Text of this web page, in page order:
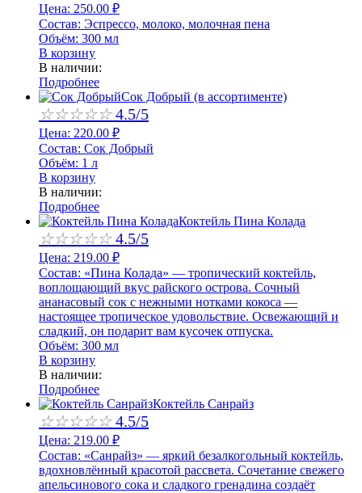
Цена: 250.00 ₽
Состав: Эспрессо, молоко, молочная пена
Объём: 300 мл
В корзину
В наличии:
Подробнее
Сок Добрый (в ассортименте)
☆☆☆☆☆ 4.5/5
Цена: 220.00 ₽
Состав: Сок Добрый
Объём: 1 л
В корзину
В наличии:
Подробнее
Коктейль Пина Колада
☆☆☆☆☆ 4.5/5
Цена: 219.00 ₽
Состав: «Пина Колада» — тропический коктейль,
воплощающий вкус райского острова. Сочный
ананасовый сок с нежными нотками кокоса —
настоящее тропическое удовольствие. Освежающий и
сладкий, он подарит вам кусочек отпуска.
Объём: 300 мл
В корзину
В наличии:
Подробнее
Коктейль Санрайз
☆☆☆☆☆ 4.5/5
Цена: 219.00 ₽
Состав: «Санрайз» — яркий безалкогольный коктейль,
вдохновлённый красотой рассвета. Сочетание свежего
апельсинового сока и сладкого гренадина создаёт